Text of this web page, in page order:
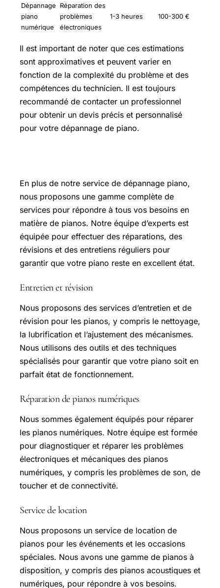
Dépannage
piano
numérique
Réparation des
problèmes
électroniques
1-3 heures 100-300 €
Il est important de noter que ces estimations
sont approximatives et peuvent varier en
fonction de la complexité du problème et des
compétences du technicien. Il est toujours
recommandé de contacter un professionnel
pour obtenir un devis précis et personnalisé
pour votre dépannage de piano.
En plus de notre service de dépannage piano,
nous proposons une gamme complète de
services pour répondre à tous vos besoins en
matière de pianos. Notre équipe d’experts est
équipée pour effectuer des réparations, des
révisions et des entretiens réguliers pour
garantir que votre piano reste en excellent état.
Entretien et révision
Nous proposons des services d’entretien et de
révision pour les pianos, y compris le nettoyage,
la lubrification et l’ajustement des mécanismes.
Nous utilisons des outils et des techniques
spécialisés pour garantir que votre piano soit en
parfait état de fonctionnement.
Réparation de pianos numériques
Nous sommes également équipés pour réparer
les pianos numériques. Notre équipe est formée
pour diagnostiquer et réparer les problèmes
électroniques et mécaniques des pianos
numériques, y compris les problèmes de son, de
toucher et de connectivité.
Service de location
Nous proposons un service de location de
pianos pour les événements et les occasions
spéciales. Nous avons une gamme de pianos à
disposition, y compris des pianos acoustiques et
numériques, pour répondre à vos besoins.